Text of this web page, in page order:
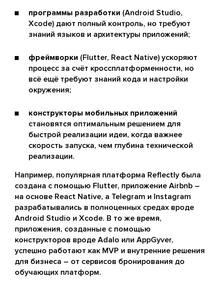
программы разработки (Android Studio,
Xcode) дают полный контроль, но требуют
знаний языков и архитектуры приложений;
фреймворки (Flutter, React Native) ускоряют
процесс за счёт кроссплатформенности, но
всё ещё требуют знаний кода и настройки
окружения;
конструкторы мобильных приложений
становятся оптимальным решением для
быстрой реализации идеи, когда важнее
скорость запуска, чем глубина технической
реализации.
Например, популярная платформа Reflectly была
создана с помощью Flutter, приложение Airbnb –
на основе React Native, а Telegram и Instagram
разрабатывались в полноценных средах вроде
Android Studio и Xcode. В то же время,
приложения, созданные с помощью
конструкторов вроде Adalo или AppGyver,
успешно работают как MVP и внутренние решения
для бизнеса – от сервисов бронирования до
обучающих платформ.